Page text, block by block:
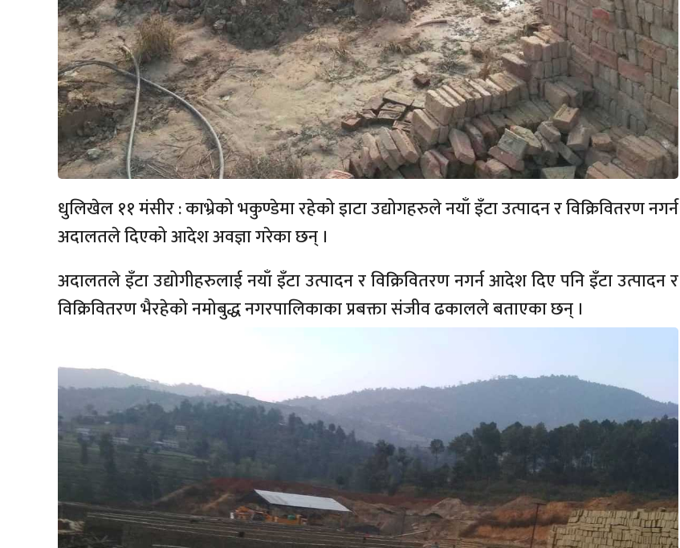
धुलिखेल ११ मंसीर : काभ्रेको भकुण्डेमा रहेको इाटा उद्योगहरुले नयाँ इँटा उत्पादन र विक्रिवितरण नगर्न
अदालतले दिएको आदेश अवज्ञा गरेका छन् ।
अदालतले इँटा उद्योगीहरुलाई नयाँ इँटा उत्पादन र विक्रिवितरण नगर्न आदेश दिए पनि इँटा उत्पादन र
विक्रिवितरण भैरहेको नमोबुद्ध नगरपालिकाका प्रबक्ता संजीव ढकालले बताएका छन् ।